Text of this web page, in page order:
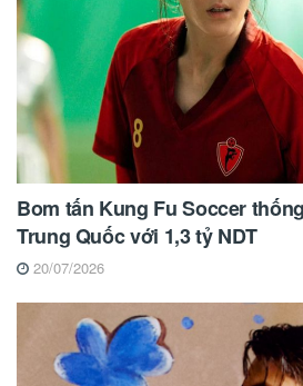
Bom tấn Kung Fu Soccer
Trung Quốc với 1,3 tỷ NDT
20/07/2026